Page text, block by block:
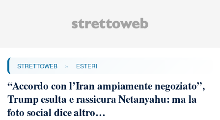
STRETTOWEB » ESTERI
“Accordo con l’Iran ampiamente negoziato”,
Trump esulta e rassicura Netanyahu: ma la
foto social dice altro…